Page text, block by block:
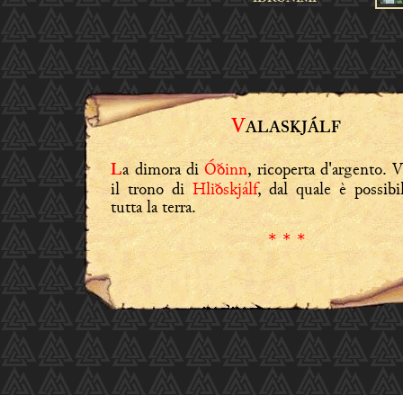
VALASKJÁLF
La dimora di Óðinn, ricoperta d'argento.
il trono di Hliðskjálf, dal quale è
tutta la terra.
* * *